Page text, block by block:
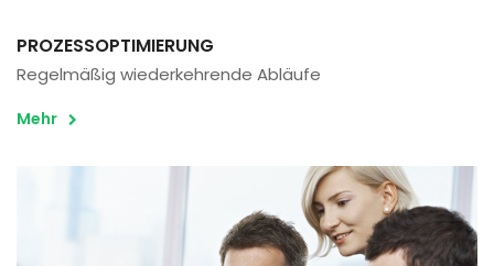
PROZESSOPTIMIERUNG
Regelmäßig wiederkehrende Abläufe
Mehr